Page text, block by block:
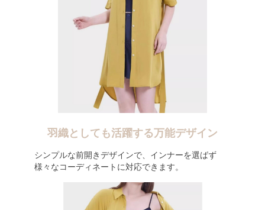
羽織としても活躍する万能デザイン
シンプルな前開きデザインで、インナーを選ばず
様々なコーディネートに対応できます。